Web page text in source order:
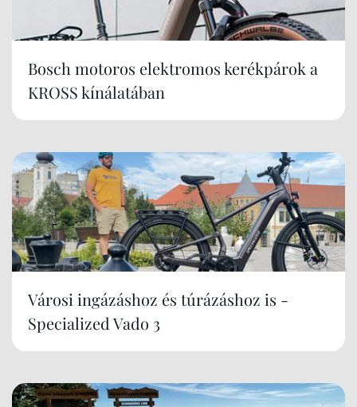
Bosch motoros elektromos kerékpárok a
KROSS kínálatában
Városi ingázáshoz és túrázáshoz is -
Specialized Vado 3